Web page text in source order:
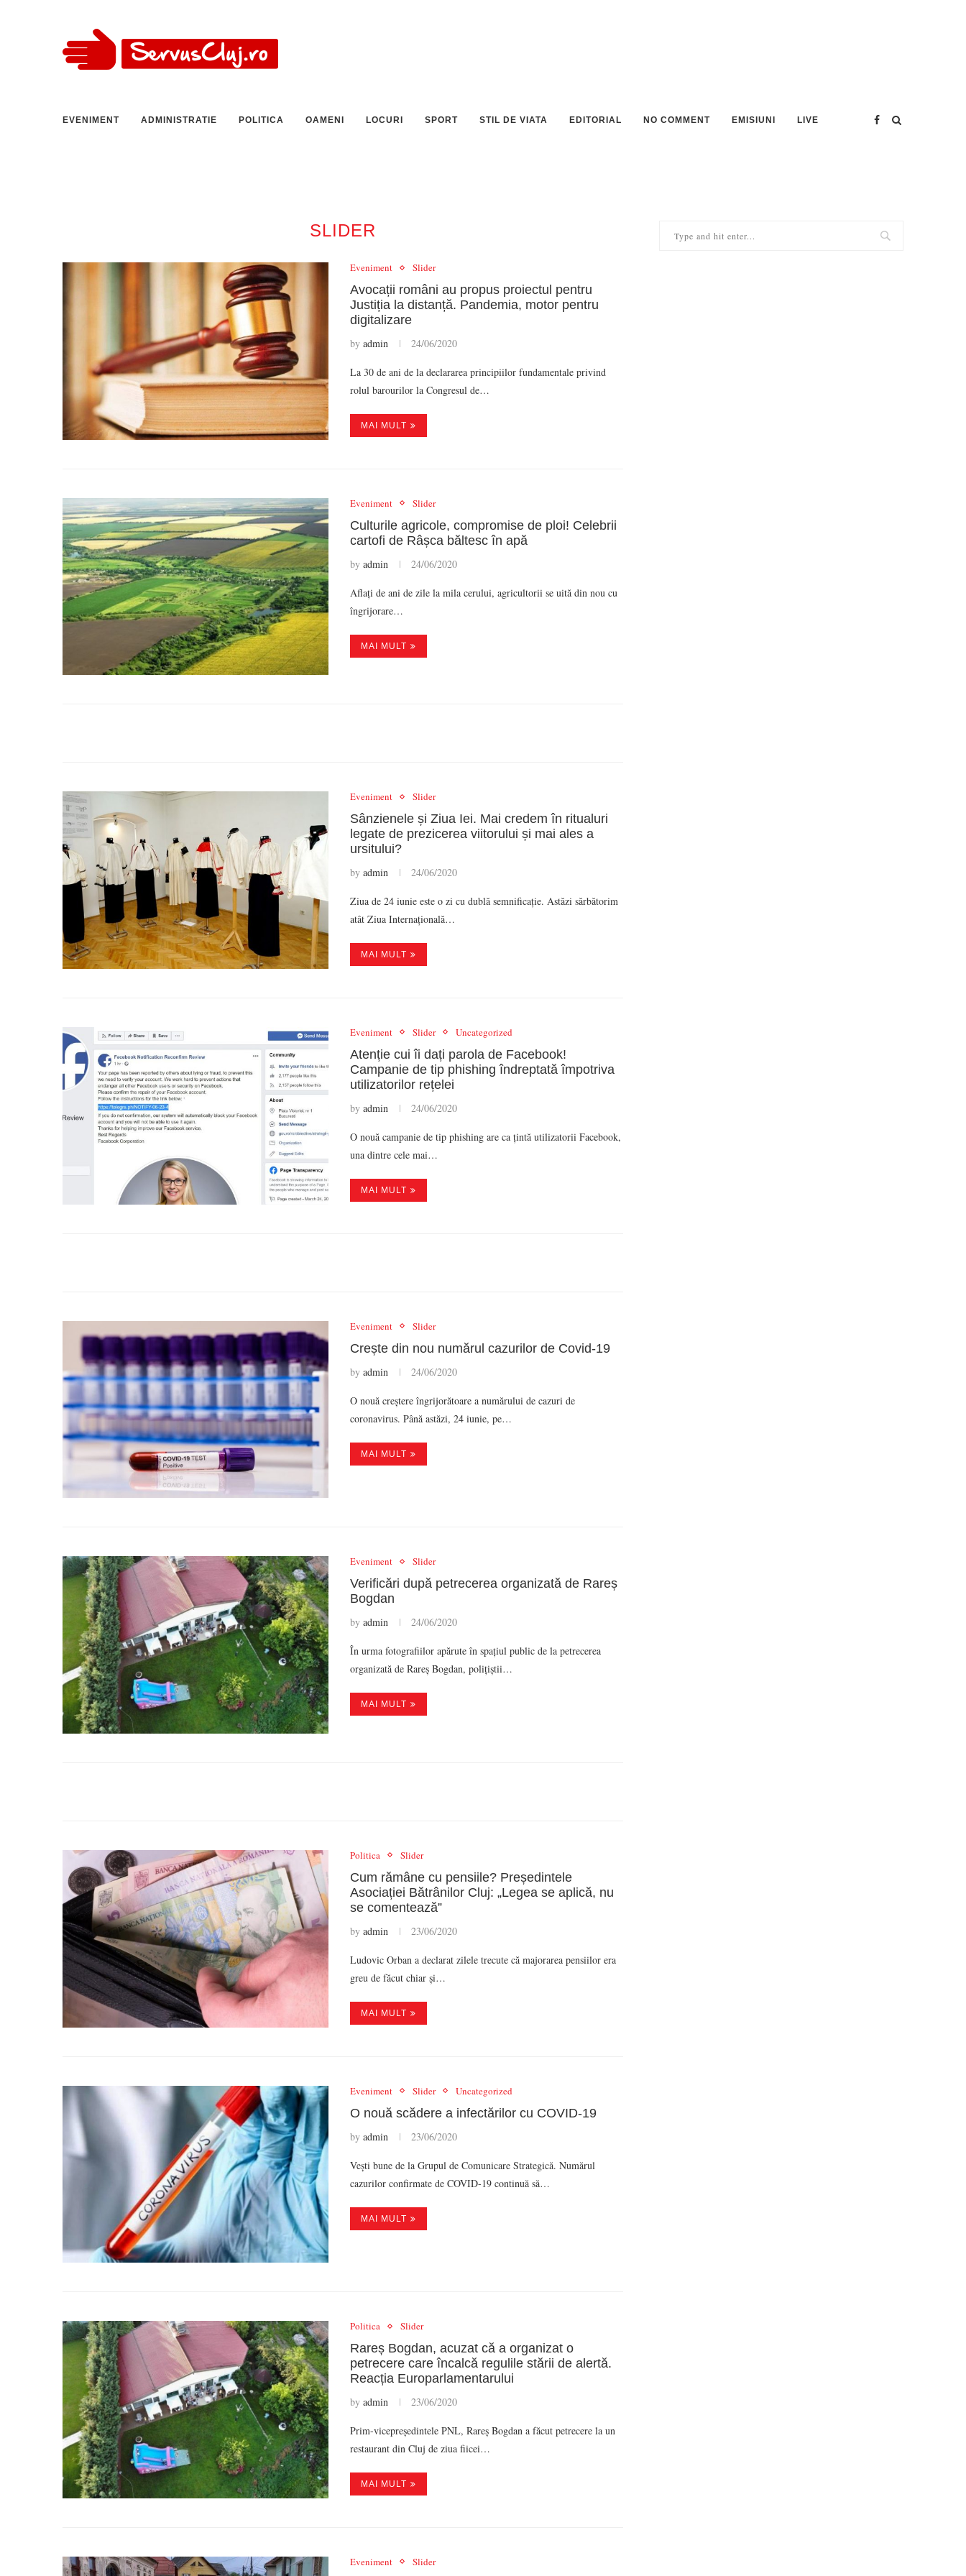
EVENIMENT ADMINISTRATIE POLITICA OAMENI LOCURI SPORT STIL DE VIATA EDITORIAL NO COMMENT EMISIUNI LIVE
SLIDER
Eveniment Slider
Avocații români au propus proiectul pentru
Justiția la distanță. Pandemia, motor pentru
digitalizare
by admin 24/06/2020
La 30 de ani de la declararea principiilor fundamentale privind
rolul barourilor la Congresul de…
MAI MULT
Eveniment Slider
Culturile agricole, compromise de ploi! Celebrii
cartofi de Râșca băltesc în apă
by admin 24/06/2020
Aflați de ani de zile la mila cerului, agricultorii se uită din nou cu
îngrijorare…
MAI MULT
Eveniment Slider
Sânzienele și Ziua Iei. Mai credem în ritualuri
legate de prezicerea viitorului și mai ales a
ursitului?
by admin 24/06/2020
Ziua de 24 iunie este o zi cu dublă semnificație. Astăzi sărbătorim
atât Ziua Internațională…
MAI MULT
Eveniment Slider Uncategorized
Atenție cui îi dați parola de Facebook!
Campanie de tip phishing îndreptată împotriva
utilizatorilor rețelei
by admin 24/06/2020
O nouă campanie de tip phishing are ca țintă utilizatorii Facebook,
una dintre cele mai…
MAI MULT
Eveniment Slider
Crește din nou numărul cazurilor de Covid-19
by admin 24/06/2020
O nouă creștere îngrijorătoare a numărului de cazuri de
coronavirus. Până astăzi, 24 iunie, pe…
MAI MULT
Eveniment Slider
Verificări după petrecerea organizată de Rareș
Bogdan
by admin 24/06/2020
În urma fotografiilor apărute în spațiul public de la petrecerea
organizată de Rareș Bogdan, polițiștii…
MAI MULT
Politica Slider
Cum rămâne cu pensiile? Președintele
Asociației Bătrânilor Cluj: „Legea se aplică, nu
se comentează”
by admin 23/06/2020
Ludovic Orban a declarat zilele trecute că majorarea pensiilor era
greu de făcut chiar și…
MAI MULT
Eveniment Slider Uncategorized
O nouă scădere a infectărilor cu COVID-19
by admin 23/06/2020
Vești bune de la Grupul de Comunicare Strategică. Numărul
cazurilor confirmate de COVID-19 continuă să…
MAI MULT
Politica Slider
Rareș Bogdan, acuzat că a organizat o
petrecere care încalcă regulile stării de alertă.
Reacția Europarlamentarului
by admin 23/06/2020
Prim-vicepreședintele PNL, Rareș Bogdan a făcut petrecere la un
restaurant din Cluj de ziua fiicei…
MAI MULT
Eveniment Slider